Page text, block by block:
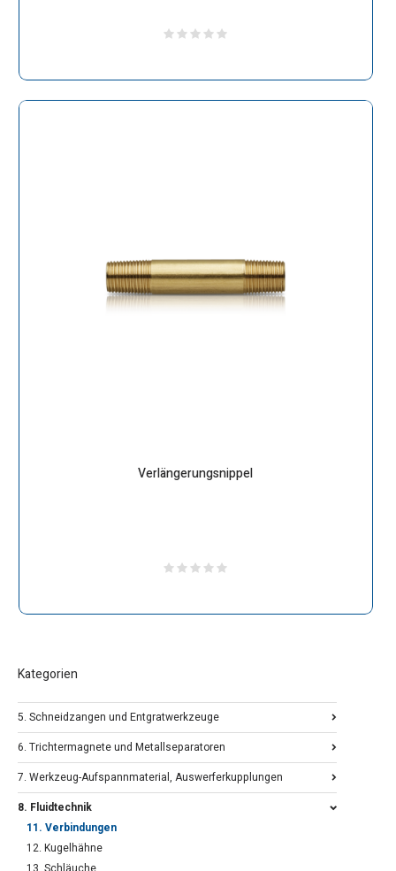
Verlängerungsnippel
Kategorien
5. Schneidzangen und Entgratwerkzeuge
6. Trichtermagnete und Metallseparatoren
7. Werkzeug-Aufspannmaterial, Auswerferkupplungen
8. Fluidtechnik
11. Verbindungen
12. Kugelhähne